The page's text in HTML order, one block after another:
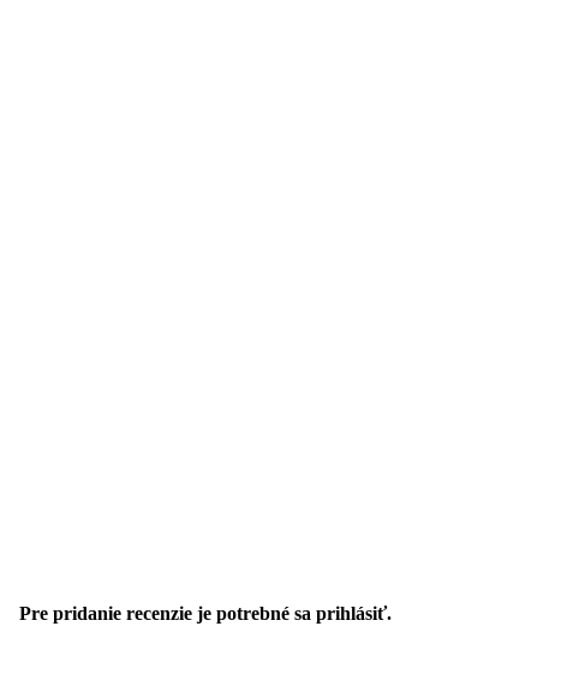
Pre pridanie recenzie je potrebné sa prihlásiť.